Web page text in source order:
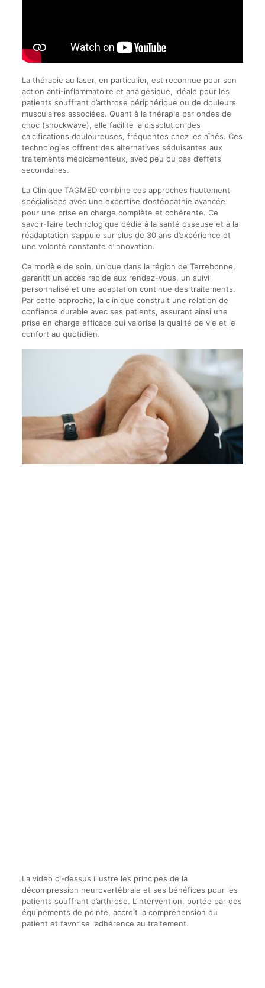
La thérapie au laser, en particulier, est reconnue pour son
action anti-inflammatoire et analgésique, idéale pour les
patients souffrant d’arthrose périphérique ou de douleurs
musculaires associées. Quant à la thérapie par ondes de
choc (shockwave), elle facilite la dissolution des
calcifications douloureuses, fréquentes chez les aînés. Ces
technologies offrent des alternatives séduisantes aux
traitements médicamenteux, avec peu ou pas d’effets
secondaires.
La Clinique TAGMED combine ces approches hautement
spécialisées avec une expertise d’ostéopathie avancée
pour une prise en charge complète et cohérente. Ce
savoir-faire technologique dédié à la santé osseuse et à la
réadaptation s’appuie sur plus de 30 ans d’expérience et
une volonté constante d’innovation.
Ce modèle de soin, unique dans la région de Terrebonne,
garantit un accès rapide aux rendez-vous, un suivi
personnalisé et une adaptation continue des traitements.
Par cette approche, la clinique construit une relation de
confiance durable avec ses patients, assurant ainsi une
prise en charge efficace qui valorise la qualité de vie et le
confort au quotidien.
La vidéo ci-dessus illustre les principes de la
décompression neurovertébrale et ses bénéfices pour les
patients souffrant d’arthrose. L’intervention, portée par des
équipements de pointe, accroît la compréhension du
patient et favorise l’adhérence au traitement.